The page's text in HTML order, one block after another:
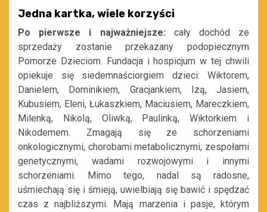
Jedna kartka, wiele korzyści
Po pierwsze i najważniejsze: cały dochód ze
sprzedaży zostanie przekazany podopiecznym
Pomorze Dzieciom. Fundacja i hospicjum w tej chwili
opiekuje się siedemnaściorgiem dzieci: Wiktorem,
Danielem, Dominikiem, Gracjankiem, Izą, Jasiem,
Kubusiem, Eleni, Łukaszkiem, Maciusiem, Mareczkiem,
Milenką, Nikolą, Oliwką, Paulinką, Wiktorkiem i
Nikodemem. Zmagają się ze schorzeniami
onkologicznymi, chorobami metabolicznymi, zespołami
genetycznymi, wadami rozwojowymi i innymi
schorzeniami. Mimo tego, nadal są radosne,
uśmiechają się i śmieją, uwielbiają się bawić i spędzać
czas z najbliższymi. Mają marzenia i pasje, którym